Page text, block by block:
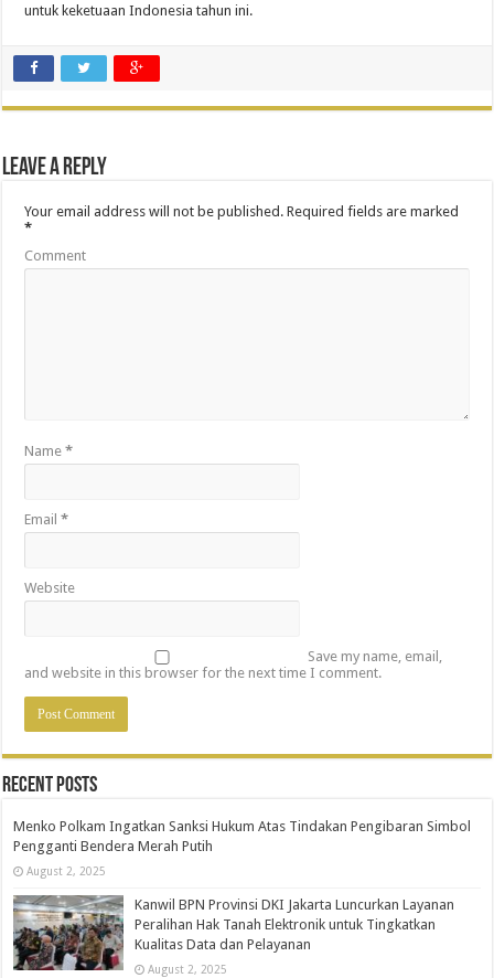
untuk keketuaan Indonesia tahun ini.
Leave a Reply
Your email address will not be published. Required fields are marked
*
Comment
Name*
Email*
Website
Save my name, email,
and website in this browser for the next time I comment.
Recent Posts
Menko Polkam Ingatkan Sanksi Hukum Atas Tindakan Pengibaran Simbol
Pengganti Bendera Merah Putih
August 2, 2025
Kanwil BPN Provinsi DKI Jakarta Luncurkan Layanan
Peralihan Hak Tanah Elektronik untuk Tingkatkan
Kualitas Data dan Pelayanan
August 2, 2025